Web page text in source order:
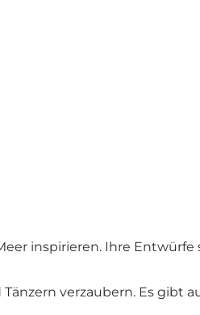
inspirieren. Ihre
verzaubern. Es gibt